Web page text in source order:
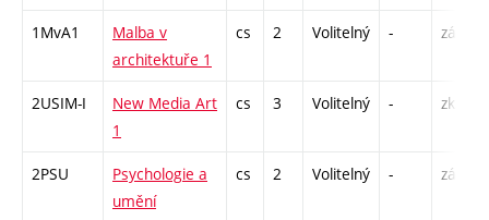
1MvA1
Malba v
architektuře 1
cs 2 Volitelný - zá
2USIM-I
New Media Art
1
cs 3 Volitelný - zk
2PSU
Psychologie a
umění
cs 2 Volitelný - zá